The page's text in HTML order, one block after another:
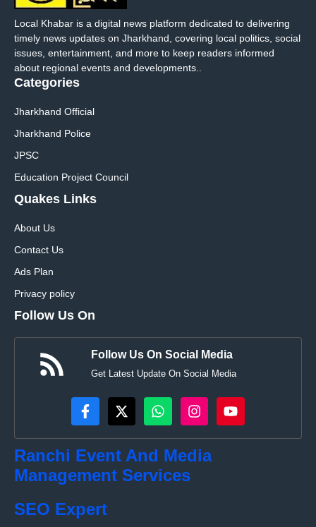
Local Khabar is a digital news platform dedicated to delivering
timely news updates on Jharkhand, covering local politics, social
issues, entertainment, and more to keep readers informed
about regional events and developments..
Categories
Jharkhand Official
Jharkhand Police
JPSC
Education Project Council
Quakes Links
About Us
Contact Us
Ads Plan
Privacy policy
Follow Us On
Follow Us On Social Media
Get Latest Update On Social Media
Ranchi Event And Media
Management Services
SEO Expert